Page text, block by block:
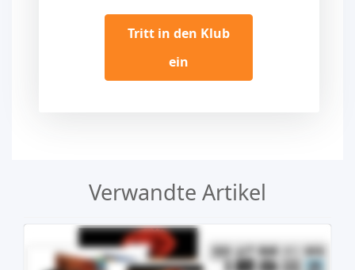
Tritt in den Klub
ein
Verwandte Artikel